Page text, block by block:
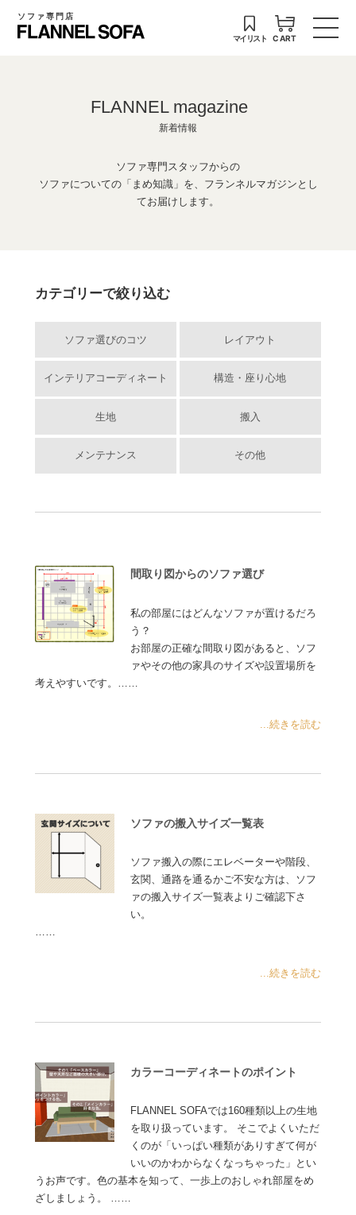
ソファ専門店
マイリスト CART
FLANNEL magazine
新着情報
ソファ専門スタッフからの
ソファについての「まめ知識」を、フランネルマガジンとし
てお届けします。
カテゴリーで絞り込む
ソファ選びのコツ レイアウト
インテリアコーディネート 構造・座り心地
生地 搬入
メンテナンス その他
間取り図からのソファ選び
私の部屋にはどんなソファが置けるだろ
う？
お部屋の正確な間取り図があると、ソフ
ァやその他の家具のサイズや設置場所を
考えやすいです。……
...続きを読む
ソファの搬入サイズ一覧表
ソファ搬入の際にエレベーターや階段、
玄関、通路を通るかご不安な方は、ソフ
ァの搬入サイズ一覧表よりご確認下さ
い。
...続きを読む
カラーコーディネートのポイント
FLANNEL SOFAでは160種類以上の生地
を取り扱っています。 そこでよくいただ
くのが「いっぱい種類がありすぎて何が
いいのかわからなくなっちゃった」とい
うお声です。色の基本を知って、一歩上のおしゃれ部屋をめ
ざしましょう。 ……